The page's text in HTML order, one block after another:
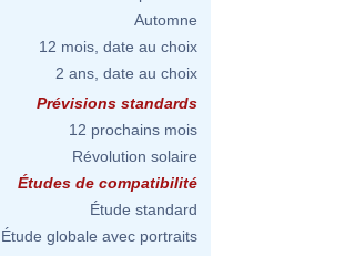
Automne
12 mois, date au choix
2 ans, date au choix
Prévisions standards
12 prochains mois
Révolution solaire
Études de compatibilité
Étude standard
Étude globale avec portraits